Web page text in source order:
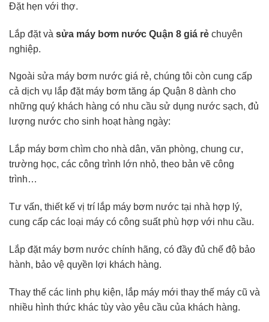
Đặt hẹn với thợ.
Lắp đặt và sửa máy bơm nước Quận 8 giá rẻ chuyên
nghiệp.
Ngoài sửa máy bơm nước giá rẻ, chúng tôi còn cung cấp
cả dịch vụ lắp đặt máy bơm tăng áp Quận 8 dành cho
những quý khách hàng có nhu cầu sử dụng nước sạch, đủ
lượng nước cho sinh hoạt hàng ngày:
Lắp máy bơm chìm cho nhà dân, văn phòng, chung cư,
trường học, các công trình lớn nhỏ, theo bản vẽ công
trình…
Tư vấn, thiết kế vị trí lắp máy bơm nước tại nhà hợp lý,
cung cấp các loại máy có công suất phù hợp với nhu cầu.
Lắp đặt máy bơm nước chính hãng, có đầy đủ chế độ bảo
hành, bảo vệ quyền lợi khách hàng.
Thay thế các linh phụ kiện, lắp máy mới thay thế máy cũ và
nhiều hình thức khác tùy vào yêu cầu của khách hàng.